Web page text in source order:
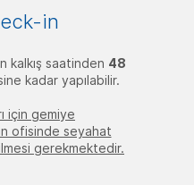
in
kalkış saatinden 48
kadar yapılabilir.
için gemiye
ofisinde seyahat
gerekmektedir.